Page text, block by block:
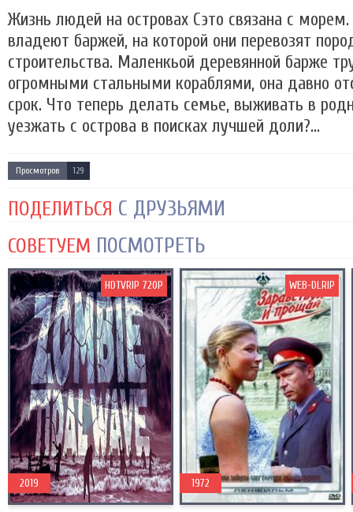
Жизнь людей на островах Сэто связана с
владеют баржей, на которой они перевозят
строительства. Маленкьой деревянной барже
огромными стальными кораблями, она давно
срок. Что теперь делать семье, выживать в
уезжать с острова в поисках лучшей доли?...
Просмотров 129
ПОДЕЛИТЬСЯ С ДРУЗЬЯМИ
СОВЕТУЕМ ПОСМОТРЕТЬ
2019
HDTVRIP 720P
1972
WEB-DLRIP